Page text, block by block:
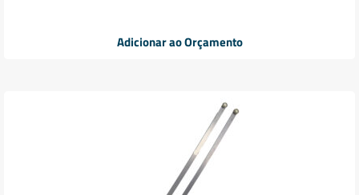
Adicionar ao Orçamento